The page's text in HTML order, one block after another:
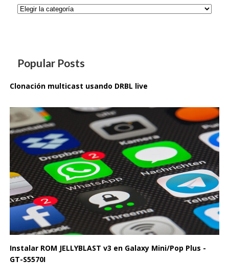
Categorías
Popular Posts
Clonación multicast usando DRBL live
Instalar ROM JELLYBLAST v3 en Galaxy Mini/Pop Plus -
GT-S5570I